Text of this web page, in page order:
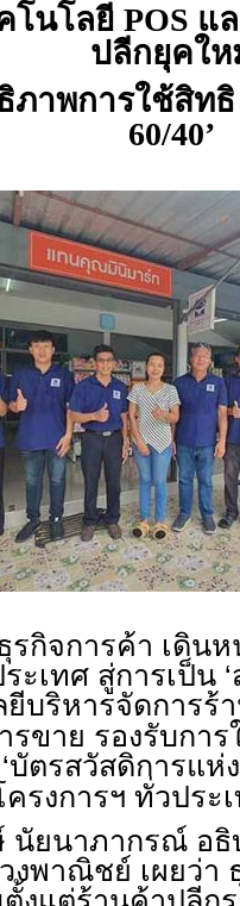
โนโลยี POS แ
ปลีกยุคให
ภาพการใช้สิท
60/40’
จการค้า เดินห
เทศ สู่การเป็น
บริหารจัดการร้
ขาย รองรับการ
บัตรสวัสดิการแห่
รงการฯ ทั่วประ
ยนาภากรณ์ อธิ
งพาณิชย์ เผยว่า